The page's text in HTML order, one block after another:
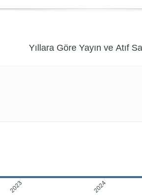
2023 2024
Yıllara Göre Yayın ve Atıf